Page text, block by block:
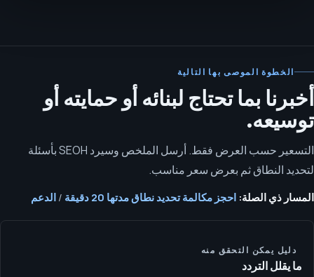
الخطوة الموصى بها التالية
أخبرنا بما تحتاج لبنائه أو حمايته أو
توسيعه.
التسعير حسب العرض فقط. أرسل الملخص وسيرد SEOH بأسئلة
لتحديد النطاق ثم بعرض سعر مناسب.
المسار ذي الصلة: احجز مكالمة تحديد نطاق مدتها 20 دقيقة / الدعم
دليل يمكن التحقق منه
ما يقلل التردد